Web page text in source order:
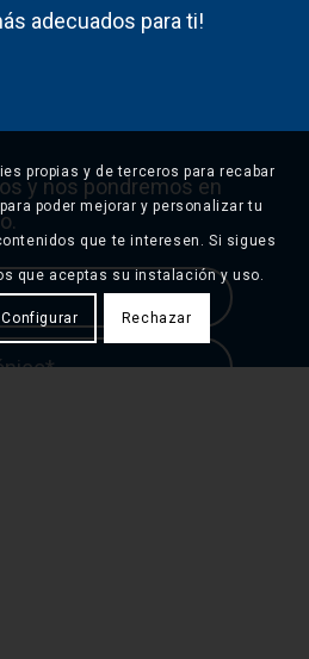
adecuados para ti!
y nos pondremos en
propias y de terceros para recabar
poder mejorar y personalizar tu
que te interesen. Si sigues
que aceptas su instalación y uso.
Configurar Rechazar